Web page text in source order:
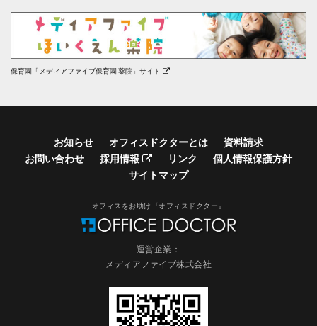
保育園「メディアファイブ保育園 薬院」サイト
お知らせ オフィスドクターとは
資料請求
お問い合わせ
採用情報 リンク
個人情報保護方針
サイトマップ
オフィスをお助け『オフィスドクター』
運営企業：
メディアファイブ株式会社